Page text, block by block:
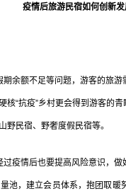
疫情后旅游民宿如何创新发
余额不足等问题，游客的旅游
核“抗疫”乡村更会得到游客的
野民宿、野奢度假民宿等。
疫情后也要提高风险意识，做
池，建立会员体系，抱团取